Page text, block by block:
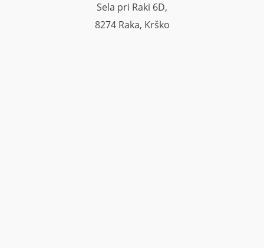
Sela pri Raki 6D,
8274 Raka, Krško